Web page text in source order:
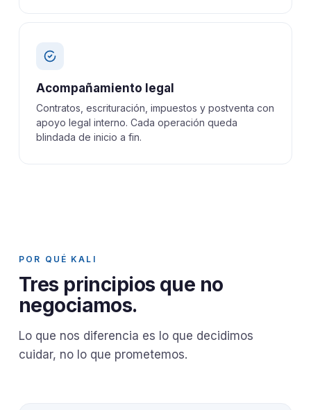
Acompañamiento legal
Contratos, escrituración, impuestos y postventa con
apoyo legal interno. Cada operación queda
blindada de inicio a fin.
POR QUÉ KALI
Tres principios que no
negociamos.
Lo que nos diferencia es lo que decidimos
cuidar, no lo que prometemos.